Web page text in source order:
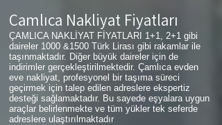
Çamlıca Nakliyat Fiyatları
ÇAMLICA NAKLİYAT FİYATLARI 1+1, 2+1 gibi
daireler 1000 &1500 Türk Lirası gibi rakamlar ile
taşınmaktadır. Diğer büyük daireler için de
indirimler gerçekleştirilmektedir. Çamlıca evden
eve nakliyat, profesyonel bir taşıma süreci
geçirmek için talep edilen adreslere ekspertiz
desteği sağlamaktadır. Bu sayede eşyalara uygun
araçlar belirlenmekte ve tüm yükler tek seferde
adreslere ulaştırılmaktadır